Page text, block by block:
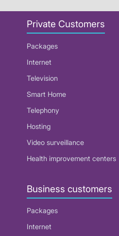
Private Customers
Packages
Internet
Television
Smart Home
Telephony
Hosting
Video surveillance
Health improvement centers
Business customers
Packages
Internet